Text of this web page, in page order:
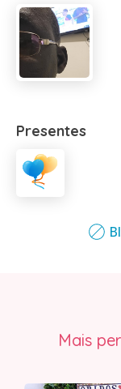
Presentes
Mais